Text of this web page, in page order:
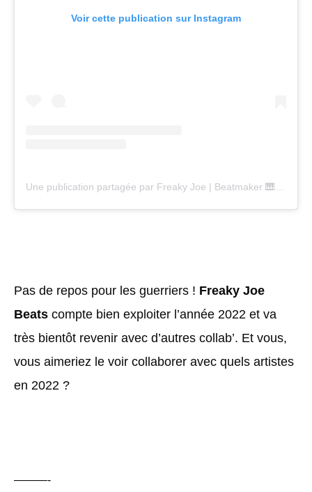
Voir cette publication sur Instagram
Pas de repos pour les guerriers ! Freaky Joe
Beats compte bien exploiter l’année 2022 et va
très bientôt revenir avec d’autres collab’. Et vous,
vous aimeriez le voir collaborer avec quels artistes
en 2022 ?
———-